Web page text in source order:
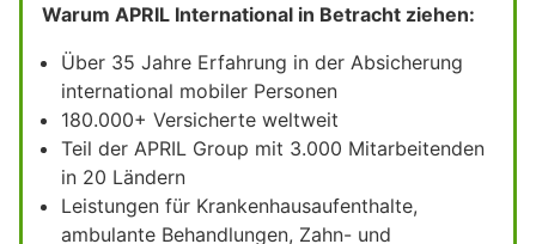
Warum APRIL International in Betracht ziehen:
Über 35 Jahre Erfahrung in der Absicherung
international mobiler Personen
180.000+ Versicherte weltweit
Teil der APRIL Group mit 3.000 Mitarbeitenden
in 20 Ländern
Leistungen für Krankenhausaufenthalte,
ambulante Behandlungen, Zahn- und